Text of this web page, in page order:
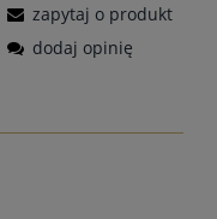
zapytaj o produkt
dodaj opinię